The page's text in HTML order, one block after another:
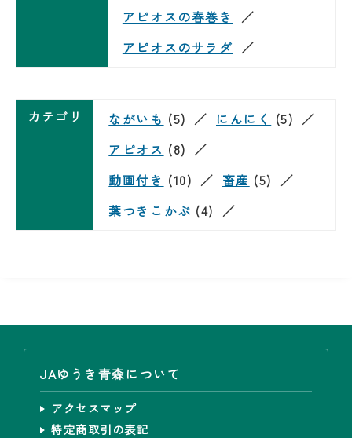
アピオスの春巻き
アピオスのサラダ
カテゴリ ながいも (5) にんにく (5)
アピオス (8)
動画付き (10) 畜産 (5)
葉つきこかぶ (4)
JAゆうき青森について
アクセスマップ
特定商取引の表記